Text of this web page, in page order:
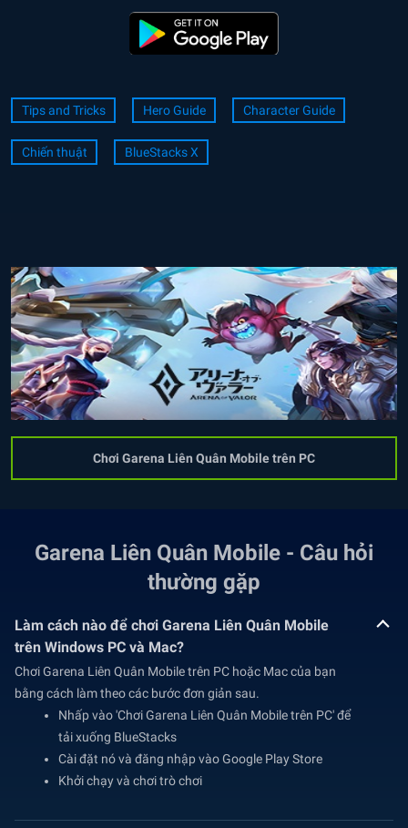
Tips and Tricks Hero Guide Character Guide
Chiến thuật BlueStacks X
Chơi Garena Liên Quân Mobile trên PC
Garena Liên Quân Mobile - Câu hỏi
thường gặp
Làm cách nào để chơi Garena Liên Quân Mobile
trên Windows PC và Mac?
Chơi Garena Liên Quân Mobile trên PC hoặc Mac của bạn
bằng cách làm theo các bước đơn giản sau.
Nhấp vào 'Chơi Garena Liên Quân Mobile trên PC' để
tải xuống BlueStacks
Cài đặt nó và đăng nhập vào Google Play Store
Khởi chạy và chơi trò chơi